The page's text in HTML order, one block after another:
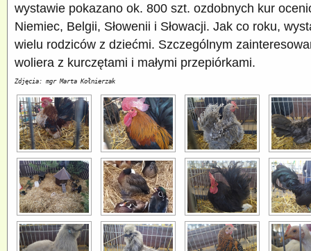
wystawie pokazano ok. 800 szt. ozdobnych kur
Niemiec, Belgii, Słowenii i Słowacji. Jak co roku,
wielu rodziców z dziećmi. Szczególnym
woliera z kurczętami i małymi przepiórkami.
Zdjęcia: mgr Marta Kołnierzak